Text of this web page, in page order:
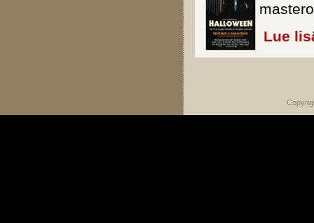
Lue